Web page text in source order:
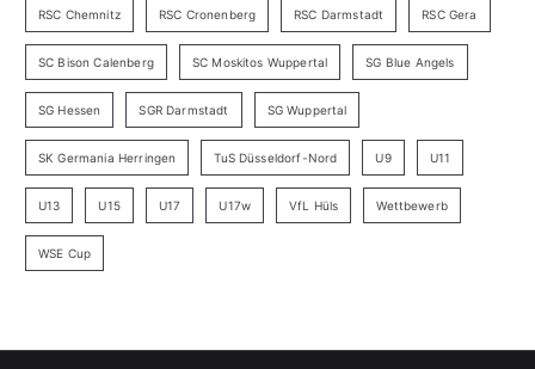
RSC Chemnitz RSC Cronenberg RSC Darmstadt RSC Gera
SC Bison Calenberg SC Moskitos Wuppertal SG Blue Angels
SG Hessen SGR Darmstadt SG Wuppertal
SK Germania Herringen TuS Düsseldorf-Nord U9 U11
U13 U15 U17 U17w VfL Hüls Wettbewerb
WSE Cup